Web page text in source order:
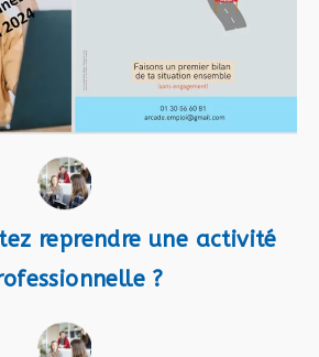
reprendre une activité
?